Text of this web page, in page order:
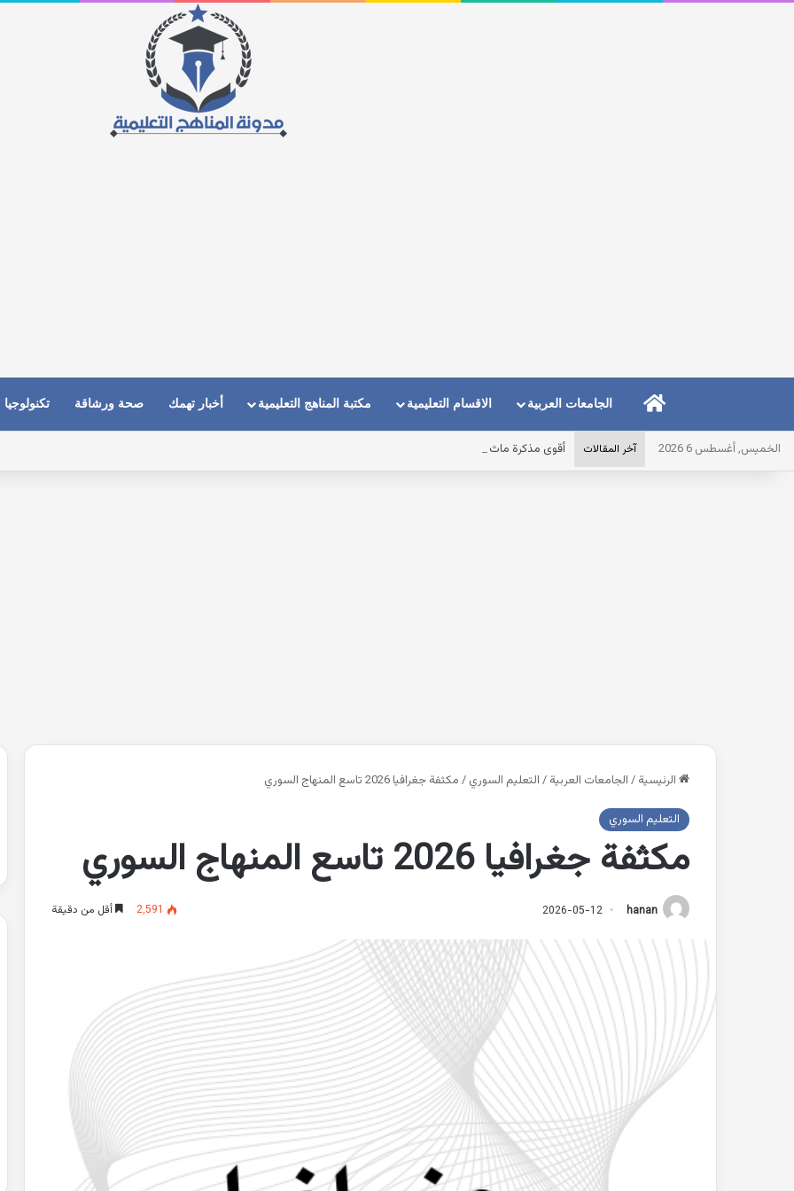
الرئيسيةالجامعات العربية الاقسام التعليمية مكتبة المناهج التعليمية أخبار تهمك صحة ورشاقة تكنولوجيا
الخميس, أغسطس 6 2026 آخر المقالات أقوى مذكرة ماث math للصف الاول الابتدائى لغات الترم الاول pdf 2027 مصر
الرئيسية / الجامعات العربية / التعليم السوري / مكثفة جغرافيا 2026 تاسع المنهاج السوري
التعليم السوري
مكثفة جغرافيا 2026 تاسع المنهاج السوري
hanan
2026-05-12 2٬591 أقل من دقيقة